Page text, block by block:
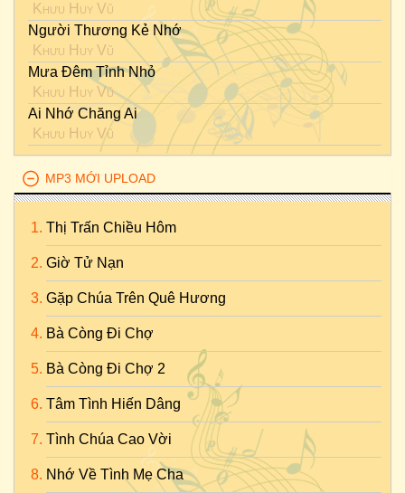
Khưu Huy Vũ
Người Thương Kẻ Nhớ
Khưu Huy Vũ
Mưa Đêm Tỉnh Nhỏ
Khưu Huy Vũ
Ai Nhớ Chăng Ai
Khưu Huy Vũ
MP3 MỚI UPLOAD
Thị Trấn Chiều Hôm
Giờ Tử Nạn
Gặp Chúa Trên Quê Hương
Bà Còng Đi Chợ
Bà Còng Đi Chợ 2
Tâm Tình Hiến Dâng
Tình Chúa Cao Vời
Nhớ Về Tình Mẹ Cha